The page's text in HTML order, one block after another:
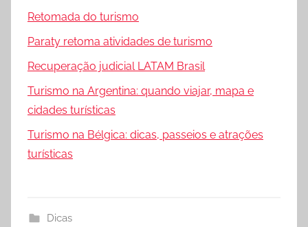
Retomada do turismo
Paraty retoma atividades de turismo
Recuperação judicial LATAM Brasil
Turismo na Argentina: quando viajar, mapa e
cidades turísticas
Turismo na Bélgica: dicas, passeios e atrações
turísticas
Dicas